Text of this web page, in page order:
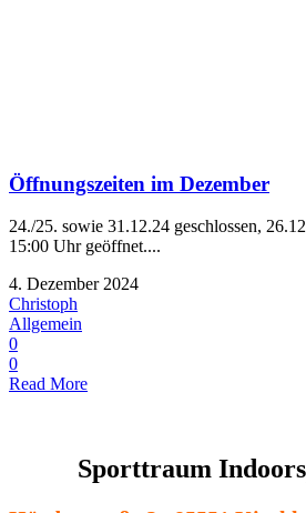
Öffnungszeiten im Dezember
24./25. sowie 31.12.24 geschlossen,
15:00 Uhr geöffnet....
4. Dezember 2024
Christoph
Allgemein
0
0
Read More
Sporttraum